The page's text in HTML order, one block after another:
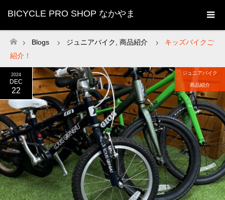
BICYCLE PRO SHOP なかやま
ホーム
Blogs ジュニアバイク 商品紹介
キッズバイクご
紹介！
2024
DEC
22
ジュニアバイク
商品紹介